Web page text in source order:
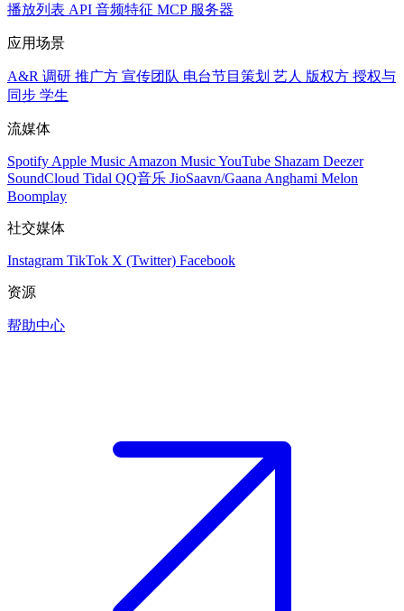
播放列表 API 音频特征 MCP 服务器
应用场景
A&R 调研 推广方 宣传团队 电台节目策划 艺人 版权方 授权与
同步 学生
流媒体
Spotify Apple Music Amazon MusicYouTube Shazam Deezer
SoundCloud Tidal QQ音乐 JioSaavn/Gaana Anghami Melon
Boomplay
社交媒体
Instagram TikTok X (Twitter) Facebook
资源
帮助中心